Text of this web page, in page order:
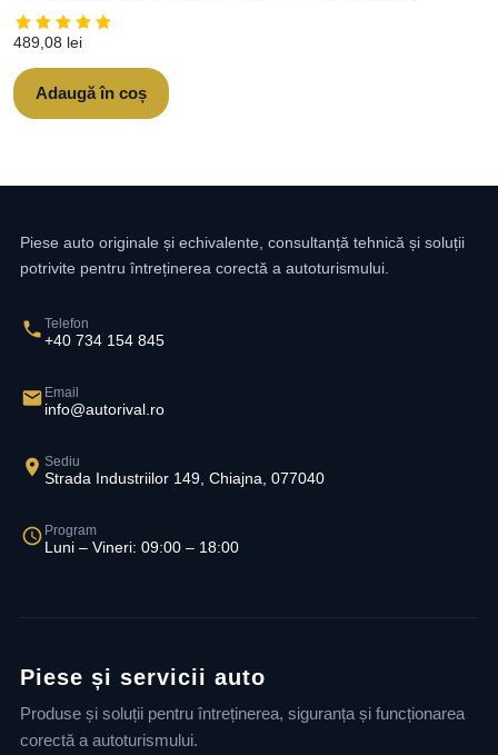
489,08 lei
Adaugă în coș
Piese auto originale și echivalente, consultanță tehnică și soluții
potrivite pentru întreținerea corectă a autoturismului.
Telefon
+40 734 154 845
Email
info@autorival.ro
Sediu
Strada Industriilor 149, Chiajna, 077040
Program
Luni – Vineri: 09:00 – 18:00
Piese și servicii auto
Produse și soluții pentru întreținerea, siguranța și funcționarea
corectă a autoturismului.